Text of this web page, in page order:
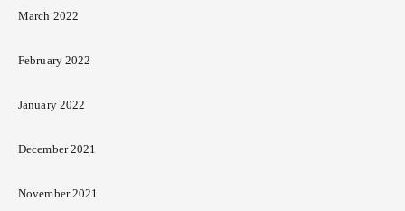
March 2022
February 2022
January 2022
December 2021
November 2021